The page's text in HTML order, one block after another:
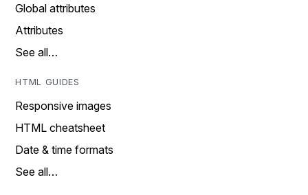
Global attributes
Attributes
See all…
HTML GUIDES
Responsive images
HTML cheatsheet
Date & time formats
See all…